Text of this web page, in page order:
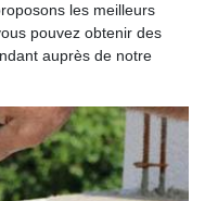
les meilleurs
pouvez obtenir des
auprès de notre